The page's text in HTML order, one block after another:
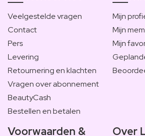
Veelgestelde vragen
Contact
Pers
Levering
Retournering en klachten
Vragen over abonnement
BeautyCash
Bestellen en betalen
Mijn
Mijn
Mijn
Voorwaarden &
Over